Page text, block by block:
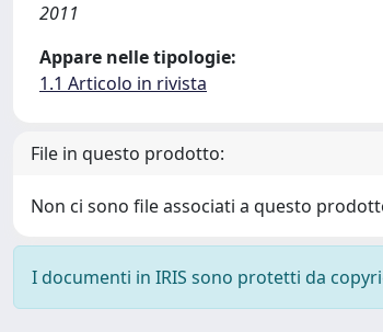
2011
Appare nelle tipologie:
1.1 Articolo in rivista
File in questo prodotto:
Non ci sono file associati a questo
I documenti in IRIS sono protetti da